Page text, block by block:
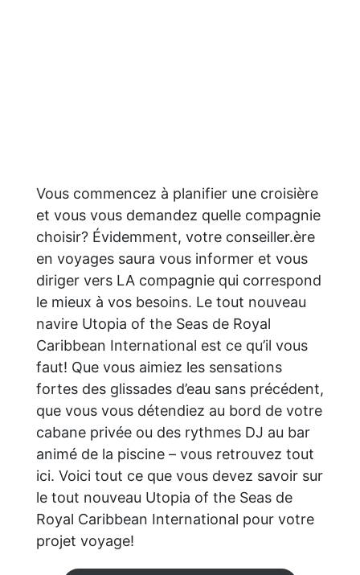
Vous commencez à planifier une croisière
et vous vous demandez quelle compagnie
choisir? Évidemment, votre conseiller.ère
en voyages saura vous informer et vous
diriger vers LA compagnie qui correspond
le mieux à vos besoins. Le tout nouveau
navire Utopia of the Seas de Royal
Caribbean International est ce qu’il vous
faut! Que vous aimiez les sensations
fortes des glissades d’eau sans précédent,
que vous vous détendiez au bord de votre
cabane privée ou des rythmes DJ au bar
animé de la piscine – vous retrouvez tout
ici. Voici tout ce que vous devez savoir sur
le tout nouveau Utopia of the Seas de
Royal Caribbean International pour votre
projet voyage!